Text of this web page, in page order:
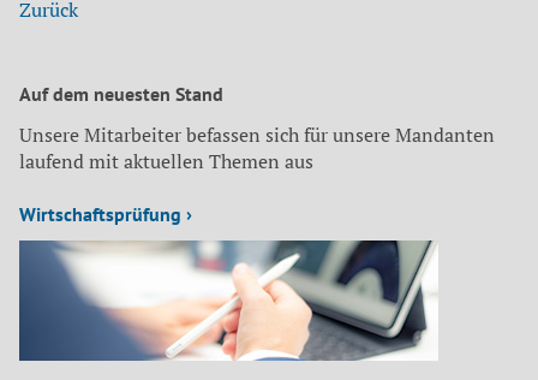
Zurück
Auf dem neuesten Stand
Unsere Mitarbeiter befassen sich für unsere Mandanten
laufend mit aktuellen Themen aus
Wirtschaftsprüfung ›